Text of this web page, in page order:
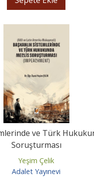
ve Türk
Soruşturması
Yeşim Çelik
Adalet Yayınevi